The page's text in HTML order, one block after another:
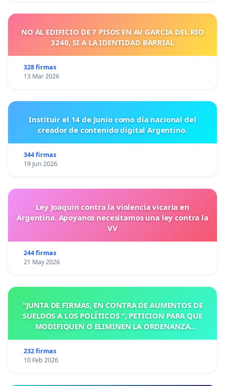
NO AL EDIFICIO DE 7 PISOS EN AV GARCIA DEL RIO
3240, SI A LA IDENTIDAD BARRIAL
328 firmas
13 Mar 2026
Instituir el 14 de Junio como día nacional del
creador de contenido digital Argentino.
344 firmas
19 Jun 2026
Ley Joaquin contra la violencia vicaria en
Argentina. Apoyanos necesitamos una ley contra la
VV
244 firmas
21 May 2026
"JUNTA DE FIRMAS, EN CONTRA DE AUMENTOS DE
SUELDOS A LOS POLÍTICOS ", PETICION PARA QUE
MODIFIQUEN O ELIMINEN LA ORDENANZA
232 firmas
10 Feb 2026